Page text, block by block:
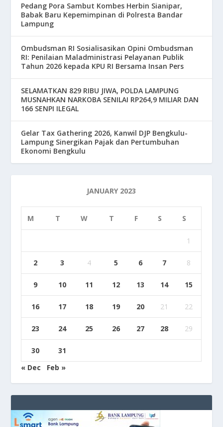
Pedang Pora Sambut Kombes Herbin Sianipar,
Babak Baru Kepemimpinan di Polresta Bandar
Lampung
Ombudsman RI Sosialisasikan Opini Ombudsman
RI: Penilaian Maladministrasi Pelayanan Publik
Tahun 2026 kepada KPU RI Bersama Insan Pers
SELAMATKAN 829 RIBU JIWA, POLDA LAMPUNG
MUSNAHKAN NARKOBA SENILAI RP264,9 MILIAR DAN
166 SENPI ILEGAL
Gelar Tax Gathering 2026, Kanwil DJP Bengkulu-
Lampung Sinergikan Pajak dan Pertumbuhan
Ekonomi Bengkulu
JANUARY 2023
M T W T F S S
1
2 3 4 5 6 7 8
9 10 11 12 13 14 15
16 17 18 19 20 21 22
23 24 25 26 27 28 29
30
31
« Dec
Feb »